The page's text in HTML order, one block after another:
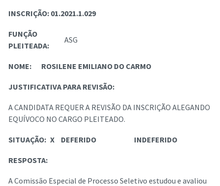
INSCRIÇÃO: 01.2021.1.029
FUNÇÃO
PLEITEADA:
ASG
NOME: ROSILENE EMILIANO DO CARMO
JUSTIFICATIVA PARA REVISÃO:
A CANDIDATA REQUER A REVISÃO DA INSCRIÇÃO ALEGANDO
EQUÍVOCO NO CARGO PLEITEADO.
SITUAÇÃO: X DEFERIDO INDEFERIDO
RESPOSTA:
A Comissão Especial de Processo Seletivo estudou e avaliou